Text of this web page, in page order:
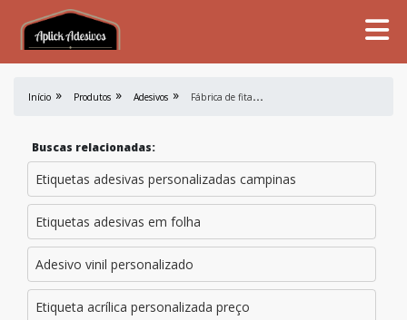
Início Produtos Adesivos F
ábrica de fita crepe
Buscas relacionadas:
Etiquetas adesivas personalizadas campinas
Etiquetas adesivas em folha
Adesivo vinil personalizado
Etiqueta acrílica personalizada preço